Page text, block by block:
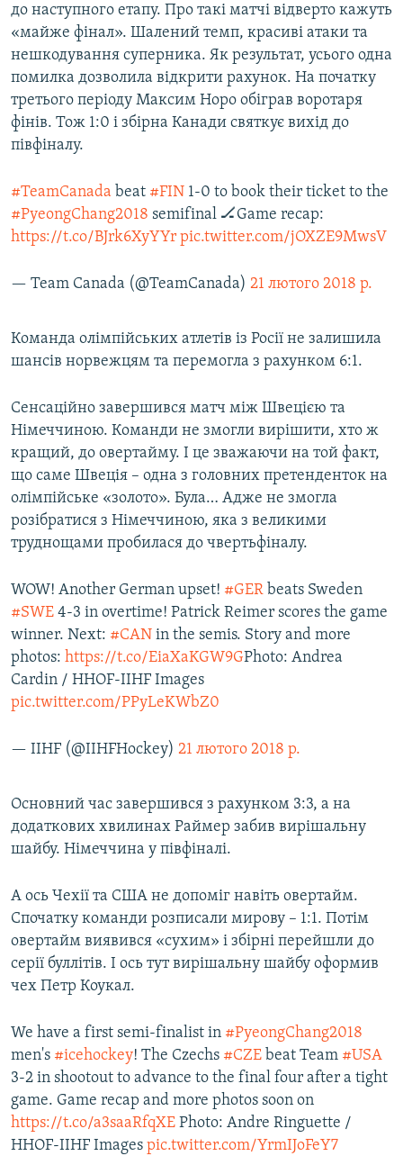
до наступного етапу. Про такі матчі відверто кажуть
«майже фінал». Шалений темп, красиві атаки та
нешкодування суперника. Як результат, усього одна
помилка дозволила відкрити рахунок. На початку
третього періоду Максим Норо обіграв воротаря
фінів. Тож 1:0 і збірна Канади святкує вихід до
півфіналу.
#TeamCanada beat #FIN 1-0 to book their ticket to the
#PyeongChang2018 semifinal 🏒Game recap:
https://t.co/BJrk6XyYYr pic.twitter.com/jOXZE9MwsV
— Team Canada (@TeamCanada) 21 лютого 2018 р.
Команда олімпійських атлетів із Росії не залишила
шансів норвежцям та перемогла з рахунком 6:1.
Сенсаційно завершився матч між Швецією та
Німеччиною. Команди не змогли вирішити, хто ж
кращий, до овертайму. І це зважаючи на той факт,
що саме Швеція – одна з головних претенденток на
олімпійське «золото». Була… Адже не змогла
розібратися з Німеччиною, яка з великими
труднощами пробилася до чвертьфіналу.
WOW! Another German upset! #GER beats Sweden
#SWE 4-3 in overtime! Patrick Reimer scores the game
winner. Next: #CAN in the semis. Story and more
photos: https://t.co/EiaXaKGW9GPhoto: Andrea
Cardin / HHOF-IIHF Images
pic.twitter.com/PPyLeKWbZ0
— IIHF (@IIHFHockey) 21 лютого 2018 р.
Основний час завершився з рахунком 3:3, а на
додаткових хвилинах Раймер забив вирішальну
шайбу. Німеччина у півфіналі.
А ось Чехії та США не допоміг навіть овертайм.
Спочатку команди розписали мирову – 1:1. Потім
овертайм виявився «сухим» і збірні перейшли до
серії буллітів. І ось тут вирішальну шайбу оформив
чех Петр Коукал.
We have a first semi-finalist in #PyeongChang2018
men's #icehockey! The Czechs #CZE beat Team #USA
3-2 in shootout to advance to the final four after a tight
game. Game recap and more photos soon on
https://t.co/a3saaRfqXE Photo: Andre Ringuette /
HHOF-IIHF Images pic.twitter.com/YrmIJoFeY7